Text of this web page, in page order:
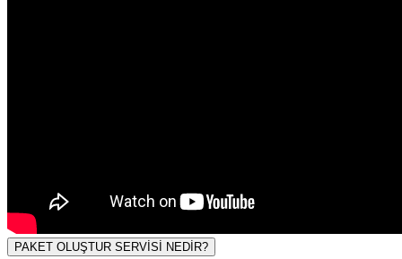
PAKET OLUŞTUR SERVİSİ NEDİR?